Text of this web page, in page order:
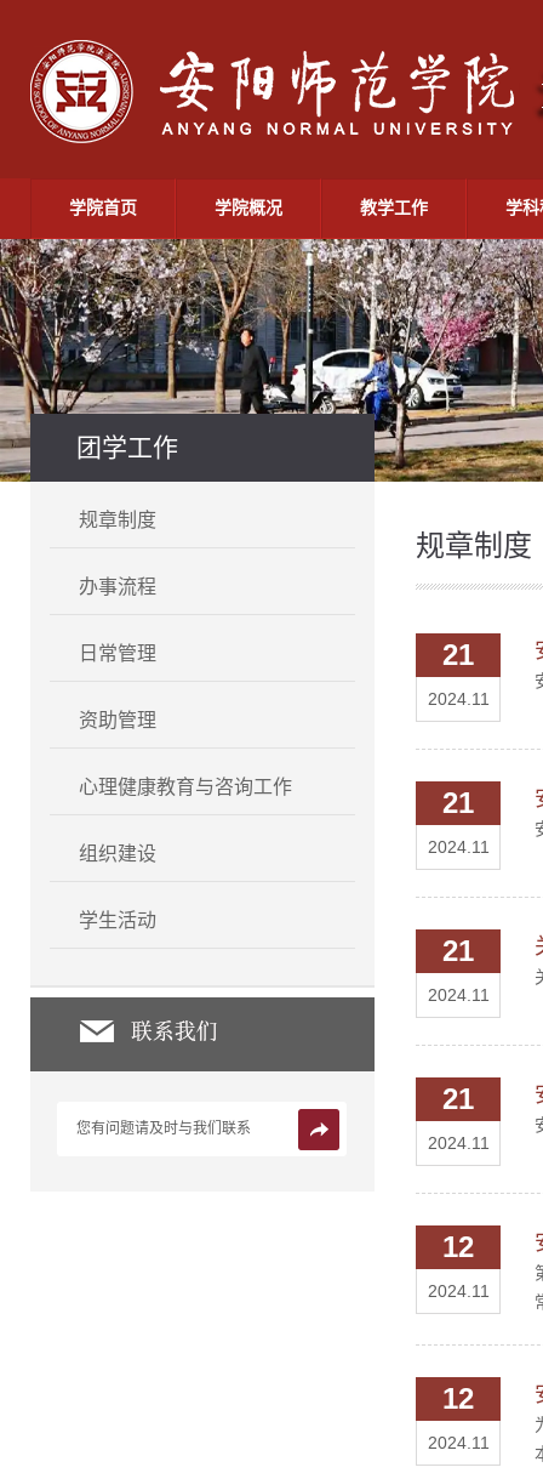
学院首页 学院概况 教学工作 学科
团学工作
规章制度
办事流程
日常管理
资助管理
心理健康教育与咨询工作
组织建设
学生活动
您有问题请及时与我们联系
规章制度
21
2024.11
21
2024.11
21
2024.11
21
2024.11
12
2024.11
12
2024.11